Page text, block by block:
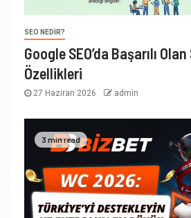
SEO NEDIR?
Google SEO’da Başarılı
Özellikleri
27 Haziran 2026 admin
3 min read